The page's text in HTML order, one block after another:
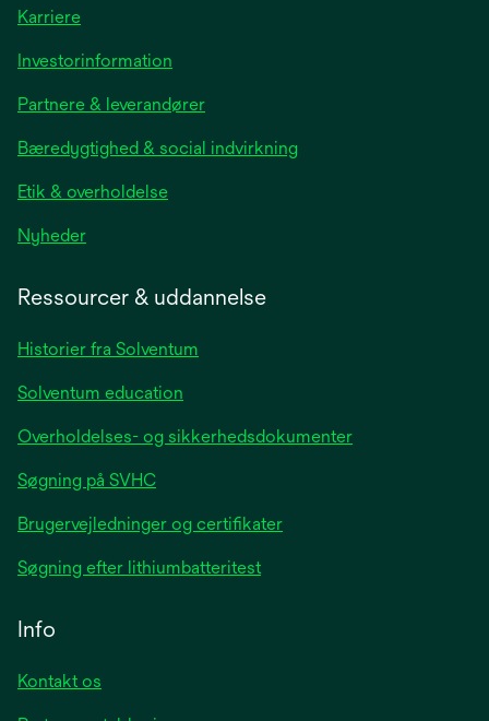
Karriere
Investorinformation
a
new
Partnere & leverandører
Bæredygtighed & social indvirkning
Etik & overholdelse
Nyhederopens
tab
Ressourcer & uddannelse
Historier fra Solventum
Solventum education
Overholdelses- og sikkerhedsdokumenter
Søgning på SVHC
Brugervejledninger og certifikater
Søgning efter lithiumbatteritest
Info
Kontakt os